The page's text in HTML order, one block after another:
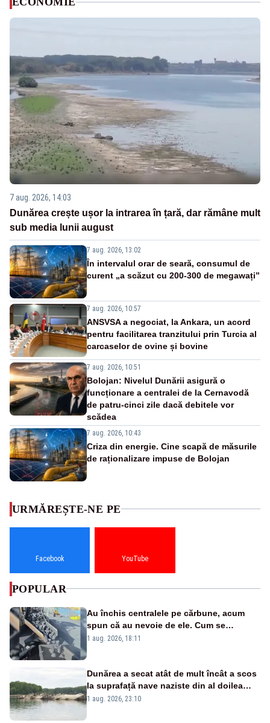
7 aug. 2026, 14:03
Dunărea crește ușor la intrarea în țară, dar rămâne mult
sub media lunii august
7 aug. 2026, 13:02
În intervalul orar de seară, consumul de
curent „a scăzut cu 200-300 de megawați”
7 aug. 2026, 10:57
ANSVSA a negociat, la Ankara, un acord
pentru facilitarea tranzitului prin Turcia al
carcaselor de ovine și bovine
7 aug. 2026, 10:51
Bolojan: Nivelul Dunării asigură o
funcționare a centralei de la Cernavodă
de patru-cinci zile dacă debitele vor
scădea
7 aug. 2026, 10:43
Criza din energie. Cine scapă de măsurile
de raționalizare impuse de Bolojan
URMĂREȘTE-NE PE
Facebook YouTube
POPULAR
Au închis centralele pe cărbune, acum
spun că au nevoie de ele. Cum se
pasează vina în plină criză energetică
1 aug. 2026, 18:11
Dunărea a secat atât de mult încât a scos
la suprafață nave naziste din al doilea
război mondial
1 aug. 2026, 23:10